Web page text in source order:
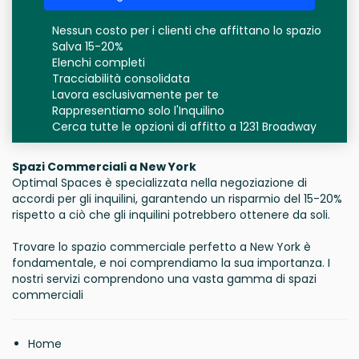
Nessun costo per i clienti che affittano lo spazio
Salva 15-20%
Elenchi completi
Tracciabilità consolidata
Lavora esclusivamente per te
Rappresentiamo solo l'Inquilino
Cerca tutte le opzioni di affitto a 1231 Broadway
Spazi Commerciali a New York
Optimal Spaces è specializzata nella negoziazione di
accordi per gli inquilini, garantendo un risparmio del 15-20%
rispetto a ciò che gli inquilini potrebbero ottenere da soli.
Trovare lo spazio commerciale perfetto a New York è
fondamentale, e noi comprendiamo la sua importanza. I
nostri servizi comprendono una vasta gamma di spazi
commerciali
Home